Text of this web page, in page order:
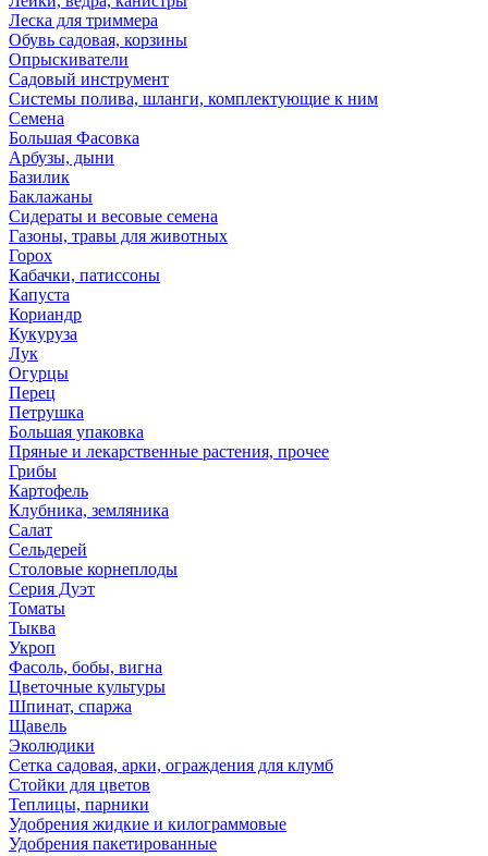
Леска для триммера
Обувь садовая, корзины
Опрыскиватели
Садовый инструмент
Системы полива, шланги, комплектующие к ним
Семена
Большая Фасовка
Арбузы, дыни
Базилик
Баклажаны
Сидераты и весовые семена
Газоны, травы для животных
Горох
Кабачки, патиссоны
Капуста
Кориандр
Кукуруза
Лук
Огурцы
Перец
Петрушка
Большая упаковка
Пряные и лекарственные растения, прочее
Грибы
Картофель
Клубника, земляника
Салат
Сельдерей
Столовые корнеплоды
Серия Дуэт
Томаты
Тыква
Укроп
Фасоль, бобы, вигна
Цветочные культуры
Шпинат, спаржа
Щавель
Эколюдики
Сетка садовая, арки, ограждения для клумб
Стойки для цветов
Теплицы, парники
Удобрения жидкие и килограммовые
Удобрения пакетированные